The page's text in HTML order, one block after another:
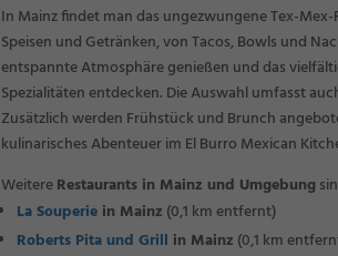
In Mainz findet man das ungezwungene Tex-
Speisen und Getränken, von Tacos, Bowls und
entspannte Atmosphäre genießen und das
Spezialitäten entdecken. Die Auswahl umfasst
Zusätzlich werden Frühstück und Brunch
kulinarisches Abenteuer im El Burro Mexican
WeitereRestaurants in Mainz und Umgebung
La Souperie in Mainz (0,1 km entfernt)
Roberts Pita und Grill in Mainz (0,1 km